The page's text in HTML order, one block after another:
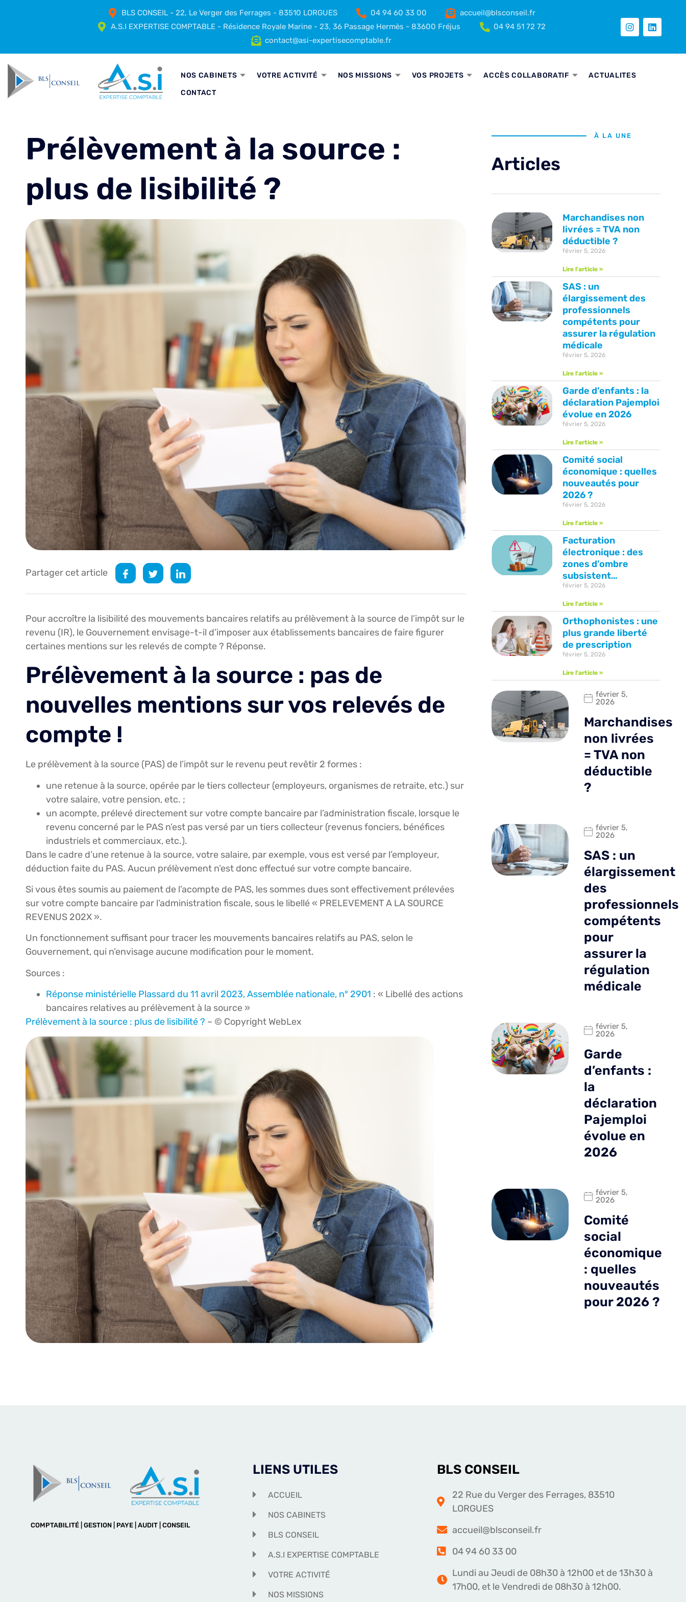
BLS CONSEIL - 22, Le Verger des Ferrages - 83510 LORGUES 04 94 60 33 00
accueil@blsconseil.fr
A.S.I EXPERTISE COMPTABLE - Résidence Royale Marine - 23, 36 Passage Hermès - 83600 Fréjus
04 94 51 72 72
contact@asi-expertisecomptable.fr
NOS CABINETS VOTRE ACTIVITÉ NOS MISSIONS VOS PROJETS ACCÈS COLLABORATIF
ACTUALITES
CONTACT
Prélèvement à la source :
plus de lisibilité ?
Partager cet article
Pour accroître la lisibilité des mouvements bancaires relatifs au prélèvement à la source de l’impôt sur le
revenu (IR), le Gouvernement envisage-t-il d’imposer aux établissements bancaires de faire figurer
certaines mentions sur les relevés de compte ? Réponse.
Prélèvement à la source : pas de
nouvelles mentions sur vos relevés de
compte !
Le prélèvement à la source (PAS) de l’impôt sur le revenu peut revêtir 2 formes :
une retenue à la source, opérée par le tiers collecteur (employeurs, organismes de retraite, etc.) sur
votre salaire, votre pension, etc. ;
un acompte, prélevé directement sur votre compte bancaire par l’administration fiscale, lorsque le
revenu concerné par le PAS n’est pas versé par un tiers collecteur (revenus fonciers, bénéfices
industriels et commerciaux, etc.).
Dans le cadre d’une retenue à la source, votre salaire, par exemple, vous est versé par l’employeur,
déduction faite du PAS. Aucun prélèvement n’est donc effectué sur votre compte bancaire.
Si vous êtes soumis au paiement de l’acompte de PAS, les sommes dues sont effectivement prélevées
sur votre compte bancaire par l’administration fiscale, sous le libellé « PRELEVEMENT A LA SOURCE
REVENUS 202X ».
Un fonctionnement suffisant pour tracer les mouvements bancaires relatifs au PAS, selon le
Gouvernement, qui n’envisage aucune modification pour le moment.
Sources :
Réponse ministérielle Plassard du 11 avril 2023, Assemblée nationale, n° 2901 : « Libellé des actions
bancaires relatives au prélèvement à la source »
Prélèvement à la source : plus de lisibilité ? – © Copyright WebLex
À LA UNE
Articles
Marchandises non
livrées = TVA non
déductible ?
février 5, 2026
Lire l'article »
SAS : un
élargissement des
professionnels
compétents pour
assurer la régulation
médicale
février 5, 2026
Lire l'article »
Garde d’enfants : la
déclaration Pajemploi
évolue en 2026
février 5, 2026
Lire l'article »
Comité social
économique : quelles
nouveautés pour
2026 ?
février 5, 2026
Lire l'article »
Facturation
électronique : des
zones d’ombre
subsistent…
février 5, 2026
Lire l'article »
Orthophonistes : une
plus grande liberté
de prescription
février 5, 2026
Lire l'article »
février 5,
2026
Marchandises
non livrées
= TVA non
déductible
?
février 5,
2026
SAS : un
élargissement
des
professionnels
compétents
pour
assurer la
régulation
médicale
février 5,
2026
Garde
d’enfants :
la
déclaration
Pajemploi
évolue en
2026
février 5,
2026
Comité
social
économique
: quelles
nouveautés
pour 2026 ?
COMPTABILITÉ | GESTION | PAYE | AUDIT | CONSEIL
LIENS UTILES
ACCUEIL
NOS CABINETS
BLS CONSEIL
A.S.I EXPERTISE COMPTABLE
VOTRE ACTIVITÉ
NOS MISSIONS
BLS CONSEIL
22 Rue du Verger des Ferrages, 83510
LORGUES
accueil@blsconseil.fr
04 94 60 33 00
Lundi au Jeudi de 08h30 à 12h00 et de 13h30 à
17h00, et le Vendredi de 08h30 à 12h00.